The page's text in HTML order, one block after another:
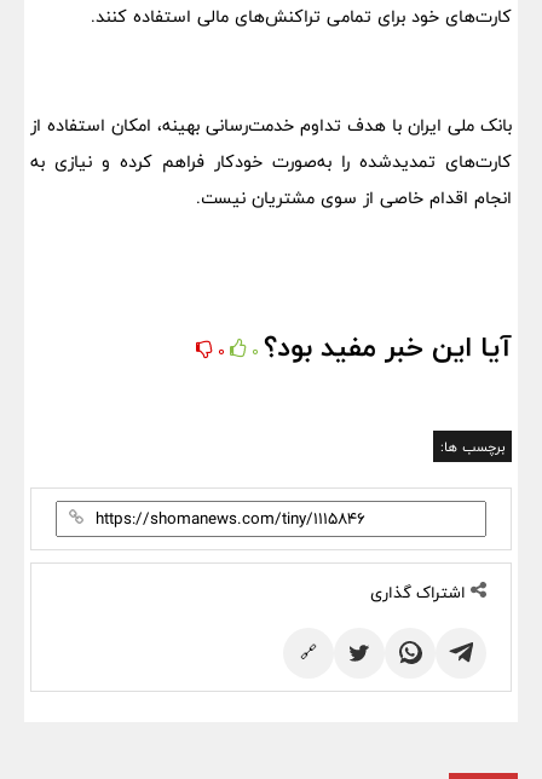
کارت‌های خود برای تمامی تراکنش‌های مالی استفاده کنند.
بانک ملی ایران با هدف تداوم خدمت‌رسانی بهینه، امکان استفاده از
کارت‌های تمدیدشده را به‌صورت خودکار فراهم کرده و نیازی به
انجام اقدام خاصی از سوی مشتریان نیست.
آیا این خبر مفید بود؟ 0
0
برچسب ها:
اشتراک گذاری
🔗